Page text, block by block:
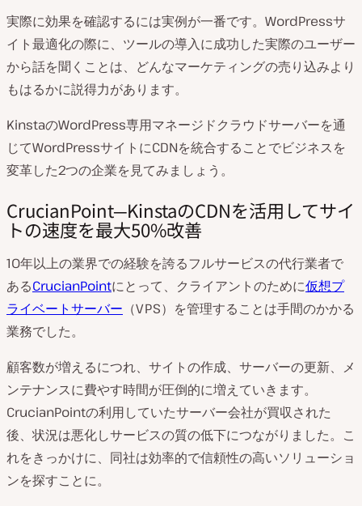
実際に効果を確認するには実例が一番です。WordPressサ
イト最適化の際に、ツールの導入に成功した実際のユーザー
から話を聞くことは、どんなマーケティングの売り込みより
もはるかに説得力があります。
KinstaのWordPress専用マネージドクラウドサーバーを通
じてWordPressサイトにCDNを統合することでビジネスを
変革した2つの企業を見てみましょう。
CrucianPoint─KinstaのCDNを活用してサイ
トの速度を最大50%改善
10年以上の業界での経験を誇るフルサービスの代行業者で
あるCrucianPointにとって、クライアントのために仮想プ
ライベートサーバー （VPS）を管理することは手間のかかる
業務でした。
顧客数が増えるにつれ、サイトの作成、サーバーの更新、メ
ンテナンスに費やす時間が圧倒的に増えていきます。
CrucianPointの利用していたサーバー会社が買収された
後、状況は悪化しサービスの質の低下につながりました。こ
れをきっかけに、同社は効率的で信頼性の高いソリューショ
ンを探すことに。